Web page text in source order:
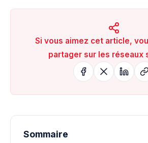
Si vous aimez cet article,
partager sur les réseaux
Sommaire